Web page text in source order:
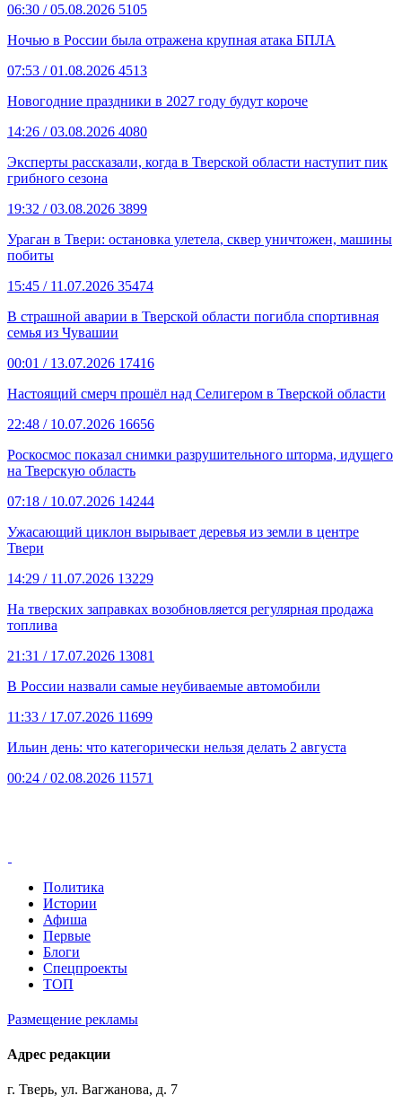
06:30 / 05.08.2026 5105
Ночью в России была отражена крупная атака БПЛА
07:53 / 01.08.2026 4513
Новогодние праздники в 2027 году будут короче
14:26 / 03.08.2026 4080
Эксперты рассказали, когда в Тверской области наступит пик
грибного сезона
19:32 / 03.08.2026 3899
Ураган в Твери: остановка улетела, сквер уничтожен, машины
побиты
15:45 / 11.07.2026 35474
В страшной аварии в Тверской области погибла спортивная
семья из Чувашии
00:01 / 13.07.2026 17416
Настоящий смерч прошёл над Селигером в Тверской области
22:48 / 10.07.2026 16656
Роскосмос показал снимки разрушительного шторма, идущего
на Тверскую область
07:18 / 10.07.2026 14244
Ужасающий циклон вырывает деревья из земли в центре
Твери
14:29 / 11.07.2026 13229
На тверских заправках возобновляется регулярная продажа
топлива
21:31 / 17.07.2026 13081
В России назвали самые неубиваемые автомобили
11:33 / 17.07.2026 11699
Ильин день: что категорически нельзя делать 2 августа
00:24 / 02.08.2026 11571
Политика
Истории
Афиша
Первые
Блоги
Спецпроекты
ТОП
Размещение рекламы
Адрес редакции
г. Тверь, ул. Вагжанова, д. 7